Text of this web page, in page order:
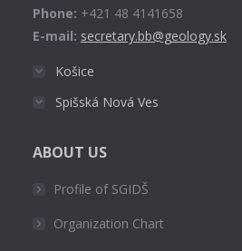
Phone: +421 48 4141658
E-mail: secretary.bb@geology.sk
Košice
Spišská Nová Ves
ABOUT US
Profile of SGIDŠ
Organization Chart